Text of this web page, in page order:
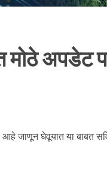
मोठे
जाणून घेवूयात या बाबत